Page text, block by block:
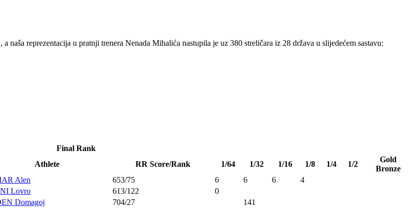
reprezentacija u pratnji trenera Nenada Mihalića nastupila je uz 380 streličara iz 28 država u slijedećem sastavu:
Final Rank
Athlete RR Score/Rank 1/64 1/32 1/16 1/8 1/4 1/2
Gold
Bronze
Alen 653/75 6 6 6
4
Lovro 613/122
0
Domagoj 704/27
141